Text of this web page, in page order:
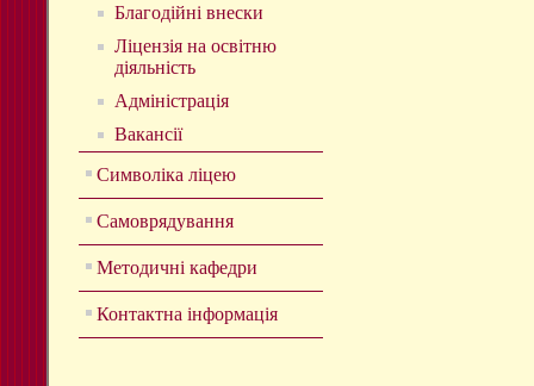
Благодійні внески
Ліцензія на освітню
діяльність
Адміністрація
Вакансії
Символіка ліцею
Самоврядування
Методичні кафедри
Контактна інформація